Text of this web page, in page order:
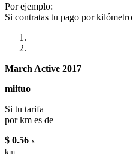
Por ejemplo:
Si contratas tu pago por
March Active 2017
miituo
Si tu tarifa
por km es de
$ 0.56 x
km